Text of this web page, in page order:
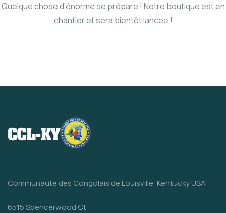
Quelque chose d’énorme se prépare ! Notre boutique est en
chantier et sera bientôt lancée !
Communauté des Congolais de Louisville, Kentucky USA
6515 Spencerwood Ct